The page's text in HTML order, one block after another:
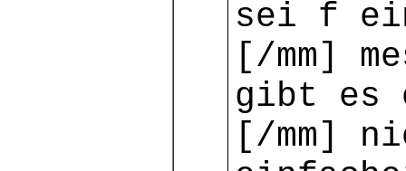
sei f
[/mm]
gibt es
[/mm]